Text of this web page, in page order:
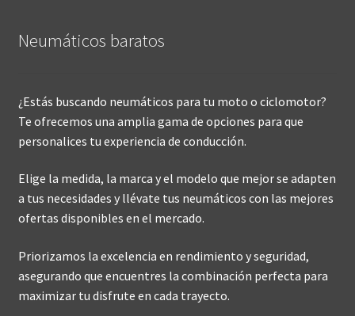
Neumáticos baratos
¿Estás buscando neumáticos para tu moto o ciclomotor?
Te ofrecemos una amplia gama de opciones para que
personalices tu experiencia de conducción.
Elige la medida, la marca y el modelo que mejor se adapten
a tus necesidades y llévate tus neumáticos con las mejores
ofertas disponibles en el mercado.
Priorizamos la excelencia en rendimiento y seguridad,
asegurando que encuentres la combinación perfecta para
maximizar tu disfrute en cada trayecto.